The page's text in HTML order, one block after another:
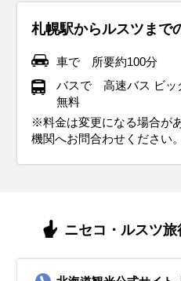
札幌駅からルスツまで
車で 所要約100分
バスで 高速バス ビッ
無料
※料金は変更になる場合が
機関へお問合わせください。
ニセコ・ルスツ